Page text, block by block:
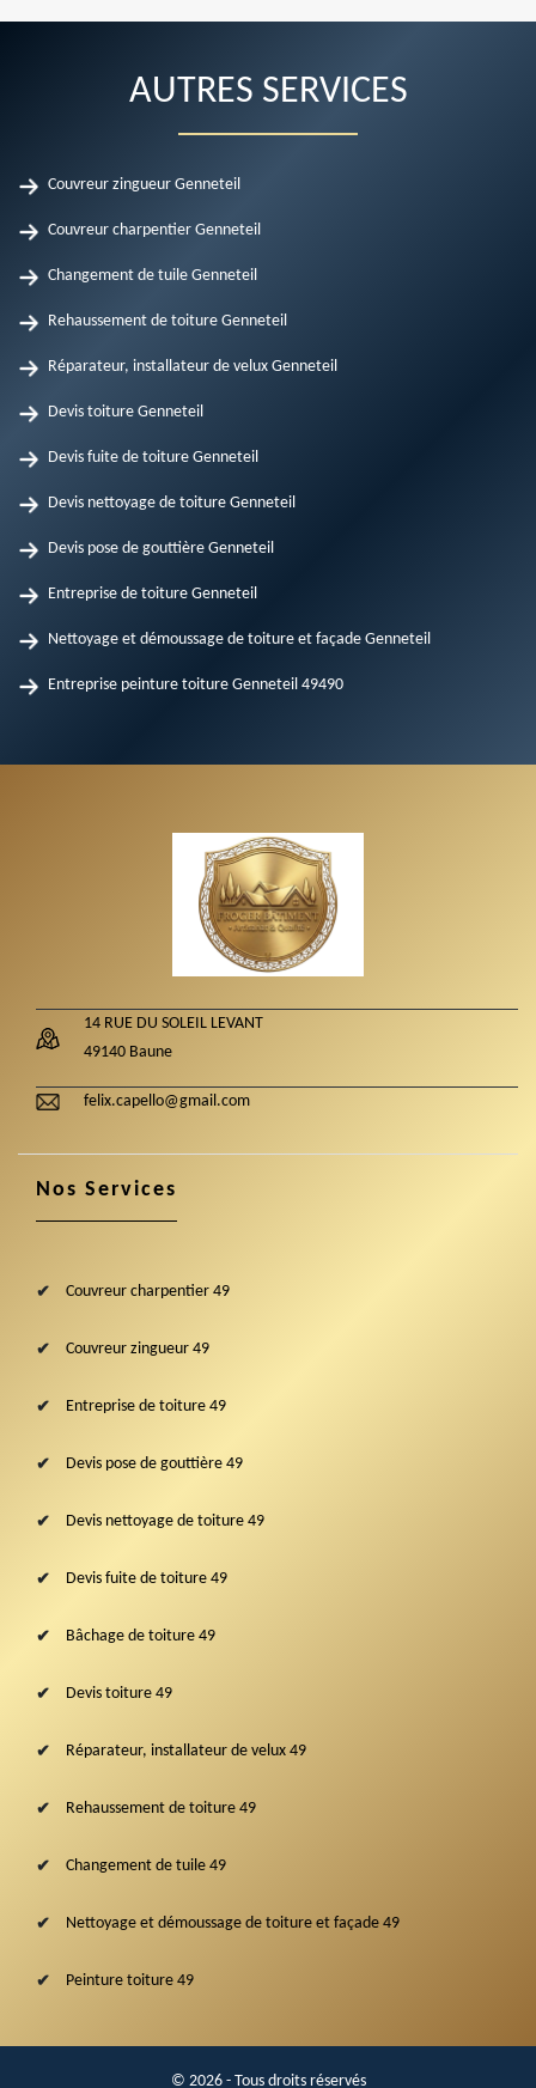
AUTRES SERVICES
Couvreur zingueur Genneteil
Couvreur charpentier Genneteil
Changement de tuile Genneteil
Rehaussement de toiture Genneteil
Réparateur, installateur de velux Genneteil
Devis toiture Genneteil
Devis fuite de toiture Genneteil
Devis nettoyage de toiture Genneteil
Devis pose de gouttière Genneteil
Entreprise de toiture Genneteil
Nettoyage et démoussage de toiture et façade Genneteil
Entreprise peinture toiture Genneteil 49490
14 RUE DU SOLEIL LEVANT
49140 Baune
felix.capello@gmail.com
Nos Services
Couvreur charpentier 49
Couvreur zingueur 49
Entreprise de toiture 49
Devis pose de gouttière 49
Devis nettoyage de toiture 49
Devis fuite de toiture 49
Bâchage de toiture 49
Devis toiture 49
Réparateur, installateur de velux 49
Rehaussement de toiture 49
Changement de tuile 49
Nettoyage et démoussage de toiture et façade 49
Peinture toiture 49
© 2026 - Tous droits réservés